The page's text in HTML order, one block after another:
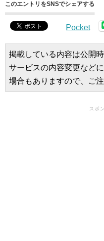
このエントリをSNSでシェアする
Pocket
掲載している内容は公開
サービスの内容変更など
場合もありますので、ご注
スポ